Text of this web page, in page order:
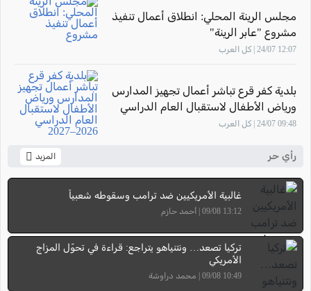
مجلس الرينة المحلي: انطلاق أعمال تنفيذ
مشروع "عابر الرينة"
12:07 24/07 | كل العرب
بلدية كفر قرع تباشر أعمال تجهيز المدارس
ورياض الأطفال لاستقبال العام الدراسي
2026–2027
09:48 24/07 | كل العرب
رأي حر المزيد
غالبية الأمريكيين ضد ترامب وسقوطه شعبياً
13:12 09/08 | أحمد حازم
تركيا تصعد… ونتنياهو يتراجع: قراءة في تحوّل المزاج
الأمريكي
10:49 09/08 | محمد دراوشة